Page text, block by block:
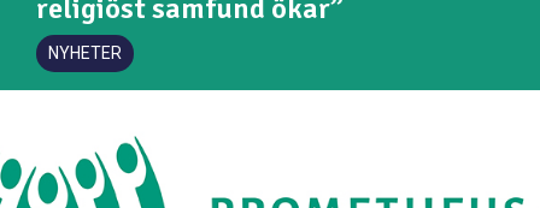
religiöst samfund ökar”
NYHETER